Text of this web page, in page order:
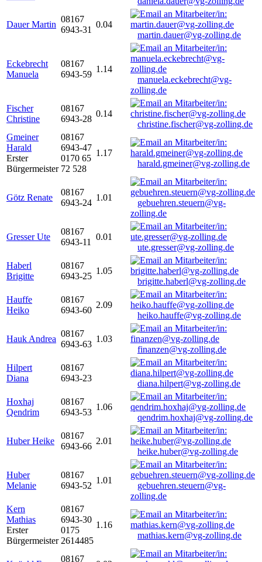
Dauer Martin
08167
6943-31
0.04
martin.dauer@vg-zolling.de
Eckebrecht
Manuela
08167
6943-59
1.14
manuela.eckebrecht@vg-
zolling.de
Fischer
Christine
08167
6943-28
0.14
christine.fischer@vg-zolling.de
Gmeiner
Harald
Erster
Bürgermeister
08167
6943-47
0170 65
72 528
1.17
harald.gmeiner@vg-zolling.de
Götz Renate
08167
6943-24
1.01
gebuehren.steuern@vg-
zolling.de
Gresser Ute
08167
6943-11
0.01
ute.gresser@vg-zolling.de
Haberl
Brigitte
08167
6943-25
1.05
brigitte.haberl@vg-zolling.de
Hauffe
Heiko
08167
6943-60
2.09
heiko.hauffe@vg-zolling.de
Hauk Andrea
08167
6943-63
1.03
finanzen@vg-zolling.de
Hilpert
Diana
08167
6943-23
diana.hilpert@vg-zolling.de
Hoxhaj
Qendrim
08167
6943-53
1.06
qendrim.hoxhaj@vg-zolling.de
Huber Heike
08167
6943-66
2.01
heike.huber@vg-zolling.de
Huber
Melanie
08167
6943-52
1.01
gebuehren.steuern@vg-
zolling.de
Kern
Mathias
Erster
Bürgermeister
08167
6943-30
0175
2614485
1.16
mathias.kern@vg-zolling.de
08167